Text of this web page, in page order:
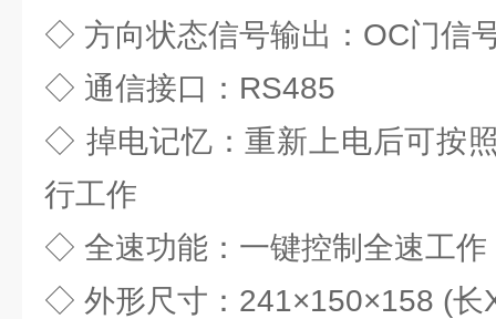
◇ 方向状态信号输出：OC门信
◇ 通信接口：RS485
◇ 掉电记忆：重新上电后可按
行工作
◇ 全速功能：一键控制全速工作
◇ 外形尺寸：241×150×158 (长